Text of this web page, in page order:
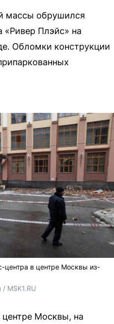
массы обрушился
«Ривер Плэйс» на
Обломки конструкции
центра в центре Москвы из-
/ MSK1.RU
Москвы, на